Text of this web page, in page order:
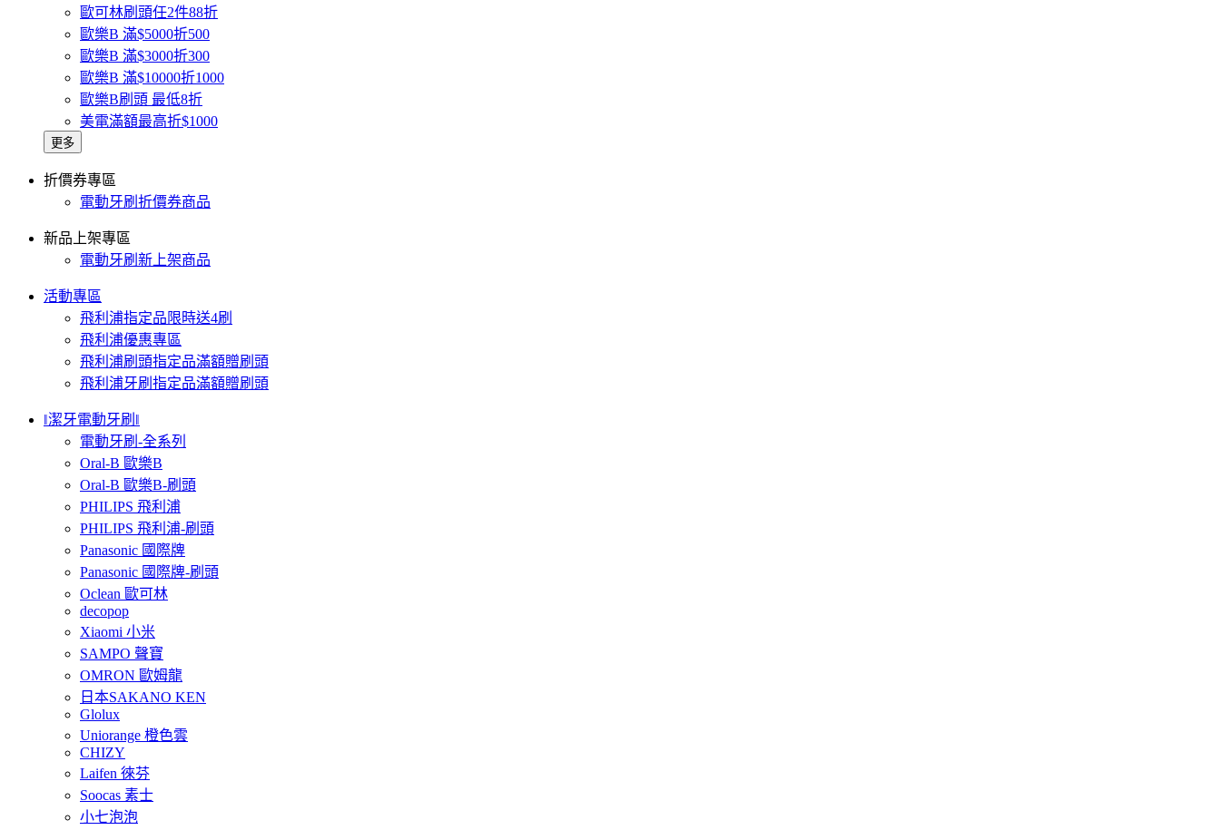
歐可林刷頭任2件88折
歐樂B 滿$5000折500
歐樂B 滿$3000折300
歐樂B 滿$10000折1000
歐樂B刷頭 最低8折
美電滿額最高折$1000
更多
折價券專區
電動牙刷折價券商品
新品上架專區
電動牙刷新上架商品
活動專區
飛利浦指定品限時送4刷
飛利浦優惠專區
飛利浦刷頭指定品滿額贈刷頭
飛利浦牙刷指定品滿額贈刷頭
‖潔牙電動牙刷‖
電動牙刷-全系列
Oral-B 歐樂B
Oral-B 歐樂B-刷頭
PHILIPS 飛利浦
PHILIPS 飛利浦-刷頭
Panasonic 國際牌
Panasonic 國際牌-刷頭
Oclean 歐可林
decopop
Xiaomi 小米
SAMPO 聲寶
OMRON 歐姆龍
日本SAKANO KEN
Glolux
Uniorange 橙色雲
CHIZY
Laifen 徠芬
Soocas 素士
小七泡泡